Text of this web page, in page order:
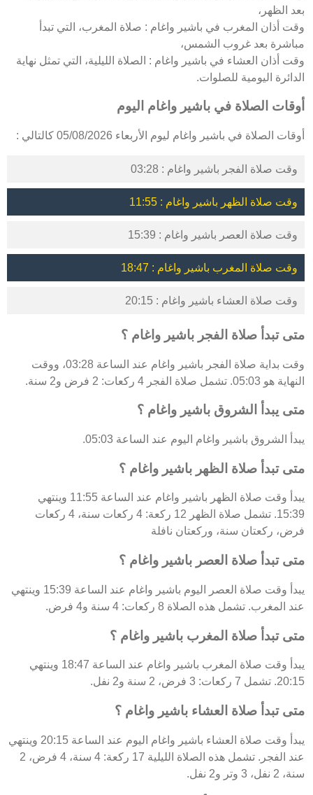
بعد الظهر،
وقت أذان المغرب في باشير واغام : صلاة المغرب، التي تبدأ
مباشرة بعد غروب الشمس،
وقت أذان العشاء في باشير واغام : الصلاة الليلية، التي تمثل نهاية
الدائرة اليومية للصلوات.
أوقات الصلاة في باشير واغام اليوم
أوقات الصلاة في باشير واغام ليوم الأربعاء 05/08/2026 كالتالي :
وقت صلاة الفجر باشير واغام : 03:28
وقت صلاة الظهر باشير واغام : 11:55
وقت صلاة العصر باشير واغام : 15:39
وقت صلاة المغرب باشير واغام : 18:47
وقت صلاة العشاء باشير واغام : 20:15
متى تبدأ صلاة الفجر باشير واغام ؟
وقت بداية صلاة الفجر باشير واغام عند الساعة 03:28، ووقت
النهاية هو 05:03. تشمل صلاة الفجر 4 ركعات: 2 فرض و2 سنة.
متى يبدأ الشروق باشير واغام ؟
يبدأ الشروق باشير واغام اليوم عند الساعة 05:03.
متى تبدأ صلاة الظهر باشير واغام ؟
يبدأ وقت صلاة الظهر باشير واغام عند الساعة 11:55 وينتهي
15:39. تشمل صلاة الظهر 12 ركعة: 4 ركعات سنة، 4 ركعات
فرض، ركعتان سنة، وركعتان نافلة
متى تبدأ صلاة العصر باشير واغام ؟
يبدأ وقت صلاة العصر اليوم باشير واغام عند الساعة 15:39 وينتهي
عند المغرب. تشمل هذه الصلاة 8 ركعات: 4 سنة و4 فرض.
متى تبدأ صلاة المغرب باشير واغام ؟
يبدأ وقت صلاة المغرب باشير واغام عند الساعة 18:47 وينتهي
20:15. تشمل 7 ركعات: 3 فرض، 2 سنة و2 نفل.
متى تبدأ صلاة العشاء باشير واغام ؟
يبدأ وقت صلاة العشاء باشير واغام اليوم عند الساعة 20:15 وينتهي
عند الفجر. تشمل هذه الصلاة الليلية 17 ركعة: 4 سنة، 4 فرض، 2
سنة، 2 نفل، 3 وتر و2 نفل.